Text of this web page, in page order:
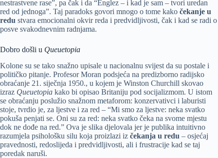
nestrastvene rase”, pa čak i da “Englez – i kad je sam – tvori uredan
red od jednoga”. Taj paradoks govori mnogo o tome kako čekanje u
redu stvara emocionalni okvir reda i predvidljivosti, čak i kad se radi o
posve svakodnevnim radnjama.
Dobro došli u Queuetopia
Kolone su se tako snažno upisale u nacionalnu svijest da su postale i
političko pitanje. Profesor Moran podsjeća na predizborno radijsko
obraćanje 21. siječnja 1950., u kojem je Winston Churchill skovao
izraz Queuetopia kako bi opisao Britaniju pod socijalizmom. U istom
se obraćanju poslužio snažnom metaforom: konzervativci i laburisti
stoje, tvrdio je, za ljestve i za red – “Mi smo za ljestve: neka svatko
pokuša penjati se. Oni su za red: neka svatko čeka na svome mjestu
dok ne dođe na red.” Ova je slika djelovala jer je publika intuitivno
razumjela psihološku silu koja proizlazi iz čekanja u redu – osjećaj
pravednosti, redoslijeda i predvidljivosti, ali i frustracije kad se taj
poredak naruši.